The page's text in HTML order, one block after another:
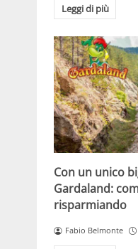
Leggi di più
Con un unico
Gardaland:
risparmiando
Fabio Belmonte